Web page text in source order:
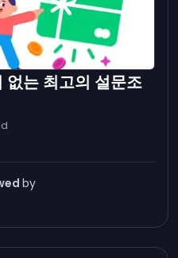
는 최고의 설문조
by